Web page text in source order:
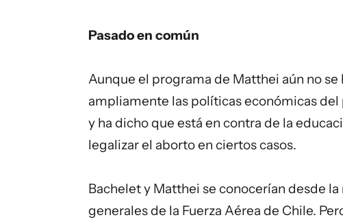
Pasado en común
Aunque el programa de Matthei aún no
ampliamente las políticas económicas
y ha dicho que está en contra de la
legalizar el aborto en ciertos casos.
Bachelet y Matthei se conocerían desde
generales de la Fuerza Aérea de Chile.